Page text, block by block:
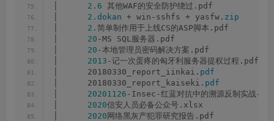
2.6 其他WAF的安全防护绕过.pdf
2. dokan + win-sshfs + yasfw. zip
2. 简单制作用于上线CS的ASP脚本.pdf
20 -MS SQL服务器.pdf
20 -本地管理员密码解决方案.pdf
2013 -记一次蛋疼的匈牙利服务器提权过程.pdf
│      20180330_report_iinkai. pdf
│      20180330_report_kaiseki. pdf
20201126 -Insec-红蓝对抗中的溯源反制实战-
2020信安人员必备公众号.xlsx
2020 网络黑灰产犯罪研究报告.pdf